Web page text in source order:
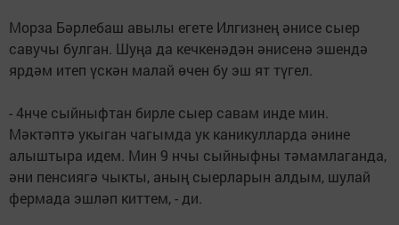
Морза Бәрлебаш авылы егете Илгизнең әнисе сыер
савучы булган. Шуңа да кечкенәдән әнисенә эшендә
ярдәм итеп үскән малай өчен бу эш ят түгел.
- 4нче сыйныфтан бирле сыер савам инде мин.
Мәктәптә укыган чагымда ук каникулларда әнине
алыштыра идем. Мин 9 нчы сыйныфны тәмамлаганда,
әни пенсиягә чыкты, аның сыерларын алдым, шулай
фермада эшләп киттем, - ди.